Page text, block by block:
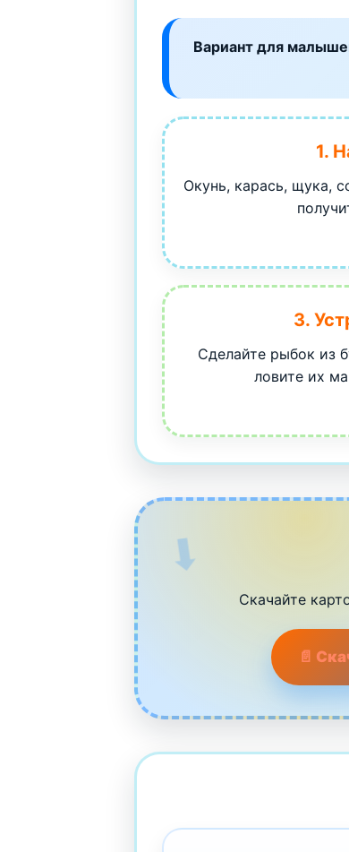
Вариант для
1.
Окунь, карась, щука,
3.
Сделайте рыбок из
ловите их
Скачайте
📄